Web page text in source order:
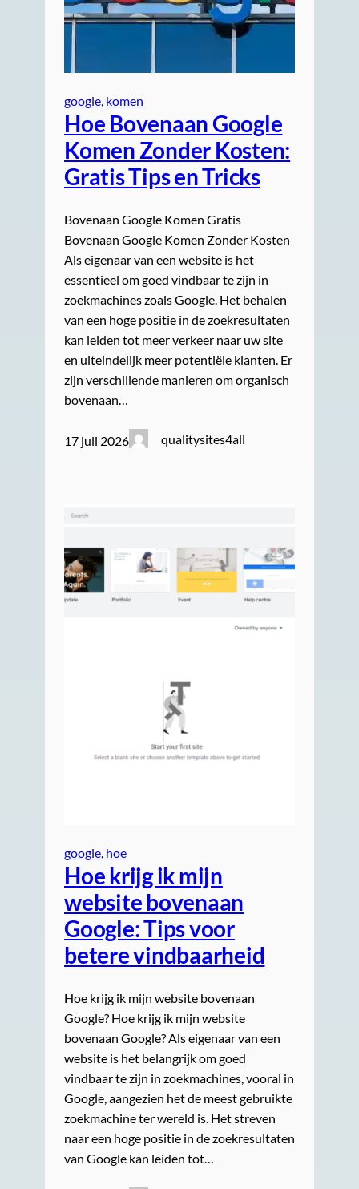
google, komen
Hoe Bovenaan Google
Komen Zonder Kosten:
Gratis Tips en Tricks
Bovenaan Google Komen Gratis
Bovenaan Google Komen Zonder Kosten
Als eigenaar van een website is het
essentieel om goed vindbaar te zijn in
zoekmachines zoals Google. Het behalen
van een hoge positie in de zoekresultaten
kan leiden tot meer verkeer naar uw site
en uiteindelijk meer potentiële klanten. Er
zijn verschillende manieren om organisch
bovenaan…
17 juli 2026 qualitysites4all
google, hoe
Hoe krijg ik mijn
website bovenaan
Google: Tips voor
betere vindbaarheid
Hoe krijg ik mijn website bovenaan
Google? Hoe krijg ik mijn website
bovenaan Google? Als eigenaar van een
website is het belangrijk om goed
vindbaar te zijn in zoekmachines, vooral in
Google, aangezien het de meest gebruikte
zoekmachine ter wereld is. Het streven
naar een hoge positie in de zoekresultaten
van Google kan leiden tot…